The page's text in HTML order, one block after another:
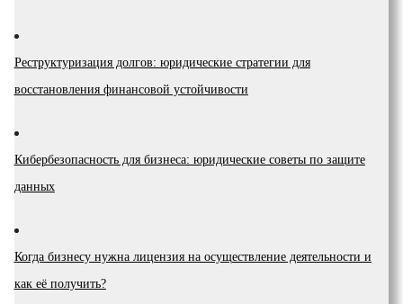
Реструктуризация долгов: юридические стратегии для
восстановления финансовой устойчивости
Кибербезопасность для бизнеса: юридические советы по защите
данных
Когда бизнесу нужна лицензия на осуществление деятельности и
как её получить?